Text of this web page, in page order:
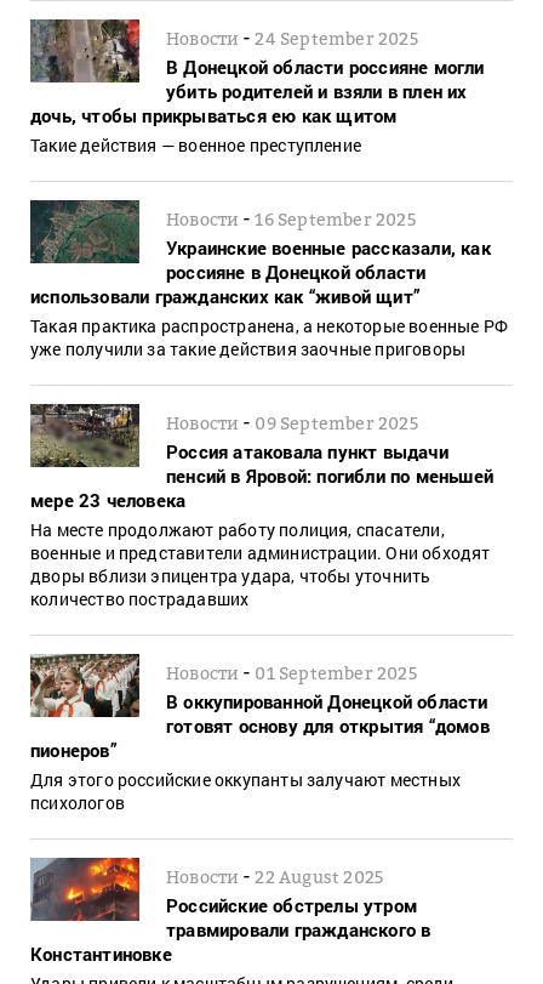
Новости -24 September 2025
В Донецкой области россияне могли
убить родителей и взяли в плен их
дочь, чтобы прикрываться ею как щитом
Такие действия — военное преступление
Новости -16 September 2025
Украинские военные рассказали, как
россияне в Донецкой области
использовали гражданских как “живой щит”
Такая практика распространена, а некоторые военные РФ
уже получили за такие действия заочные приговоры
Новости - 09 September 2025
Россия атаковала пункт выдачи
пенсий в Яровой: погибли по меньшей
мере 23 человека
На месте продолжают работу полиция, спасатели,
военные и представители администрации. Они обходят
дворы вблизи эпицентра удара, чтобы уточнить
количество пострадавших
Новости - 01 September 2025
В оккупированной Донецкой области
готовят основу для открытия “домов
пионеров”
Для этого российские оккупанты залучают местных
психологов
Новости -22 August 2025
Российские обстрелы утром
травмировали гражданского в
Константиновке